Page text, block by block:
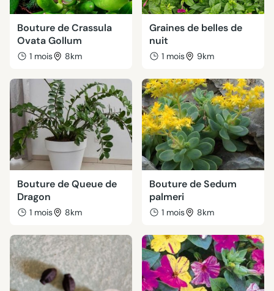
Bouture de Crassula
Ovata Gollum
1 mois 8km
Graines de belles de
nuit
1 mois 9km
Bouture de Queue de
Dragon
1 mois 8km
Bouture de Sedum
palmeri
1 mois 8km